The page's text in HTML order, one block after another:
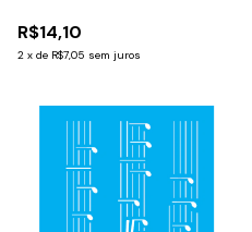
R$14,10
2 x de R$7,05 sem juros